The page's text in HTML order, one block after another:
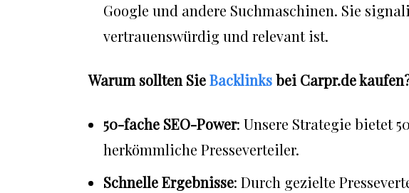
Google und andere Suchmaschinen. Sie
vertrauenswürdig und relevant ist.
Warum sollten SieBacklinksbei Carpr.de
50-fache SEO-Power: Unsere Strategie bietet
herkömmliche Presseverteiler.
Schnelle Ergebnisse: Durch gezielte